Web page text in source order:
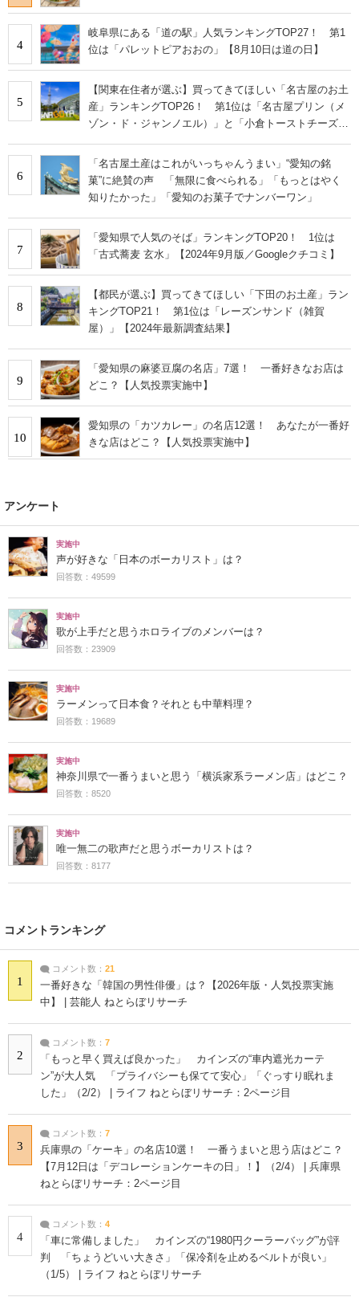
4
岐阜県にある「道の駅」人気ランキングTOP27！ 第1
位は「パレットピアおおの」【8月10日は道の日】
5
【関東在住者が選ぶ】買ってきてほしい「名古屋のお土
産」ランキングTOP26！ 第1位は「名古屋プリン（メ
ゾン・ド・ジャンノエル）」と「小倉トーストチーズケ
6
「名古屋土産はこれがいっちゃんうまい」“愛知の銘
菓”に絶賛の声 「無限に食べられる」「もっとはやく
知りたかった」「愛知のお菓子でナンバーワン」
7
「愛知県で人気のそば」ランキングTOP20！ 1位は
「古式蕎麦 玄水」【2024年9月版／Googleクチコミ】
8
【都民が選ぶ】買ってきてほしい「下田のお土産」ラン
キングTOP21！ 第1位は「レーズンサンド（雑賀
屋）」【2024年最新調査結果】
9
「愛知県の麻婆豆腐の名店」7選！ 一番好きなお店は
どこ？【人気投票実施中】
10
愛知県の「カツカレー」の名店12選！ あなたが一番好
きな店はどこ？【人気投票実施中】
アンケート
実施中
声が好きな「日本のボーカリスト」は？
回答数：49599
実施中
歌が上手だと思うホロライブのメンバーは？
回答数：23909
実施中
ラーメンって日本食？それとも中華料理？
回答数：19689
実施中
神奈川県で一番うまいと思う「横浜家系ラーメン店」はどこ？
回答数：8520
実施中
唯一無二の歌声だと思うボーカリストは？
回答数：8177
コメントランキング
1
コメント数： 21
一番好きな「韓国の男性俳優」は？【2026年版・人気投票実施
中】 | 芸能人 ねとらぼリサーチ
2
コメント数： 7
「もっと早く買えば良かった」 カインズの“車内遮光カーテ
ン”が大人気 「プライバシーも保てて安心」「ぐっすり眠れま
した」（2/2） | ライフ ねとらぼリサーチ：2ページ目
3
コメント数： 7
兵庫県の「ケーキ」の名店10選！ 一番うまいと思う店はどこ？
【7月12日は「デコレーションケーキの日」！】（2/4） | 兵庫県
ねとらぼリサーチ：2ページ目
4
コメント数： 4
「車に常備しました」 カインズの“1980円クーラーバッグ”が評
判 「ちょうどいい大きさ」「保冷剤を止めるベルトが良い」
（1/5） | ライフ ねとらぼリサーチ